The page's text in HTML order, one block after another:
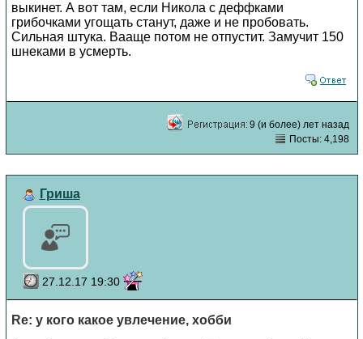
выкинет. А вот там, если Никола с деффками
грибочками угощать станут, даже и не пробовать.
Сильная штука. Вааще потом не отпустит. Замучит 150
шнеками в усмерть.
9 (и более) лет назад
Посты: 4,198
Гриша
27.12.17 19:30
Re: у кого какое увлечение, хобби